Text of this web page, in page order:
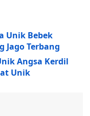
Unik Bebek
Jago Terbang
Angsa Kerdil
Unik